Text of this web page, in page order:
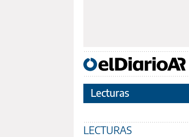
Lecturas
LECTURAS